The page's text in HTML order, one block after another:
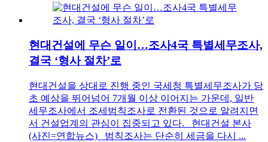
현대건설에 무슨 일이…조사4국 특별세무조사,
결국 ‘형사 절차’로
현대건설을 상대로 진행 중인 국세청 특별세무조사가 당
초 예상을 뛰어넘어 7개월 이상 이어지는 가운데, 일반
세무조사에서 조세범칙조사로 전환된 것으로 알려지면
서 건설업계의 관심이 집중되고 있다. 현대건설 본사
(사진=연합뉴스) 범칙조사는 단순히 세금을 다시 ...